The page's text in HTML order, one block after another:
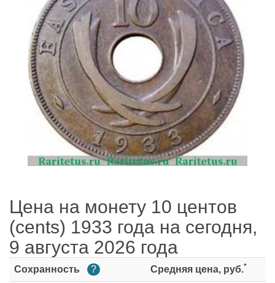
Цена на монету 10 центов
(cents) 1933 года на сегодня,
9 августа 2026 года
Сохранность ? Средняя цена, руб.*